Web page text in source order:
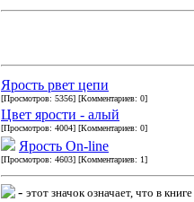
Ярость рвет цепи
[Просмотров: 5356] [Комментариев: 0]
Цвет ярости - алый
[Просмотров: 4004] [Комментариев: 0]
Ярость On-line
[Просмотров: 4603] [Комментариев: 1]
- этот значок означает, что в